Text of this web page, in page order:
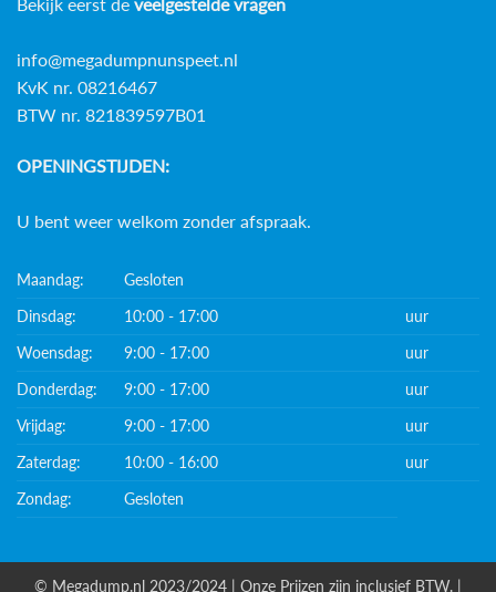
info@megadumpnunspeet.nl
KvK nr. 08216467
BTW nr. 821839597B01
OPENINGSTIJDEN:
U bent weer welkom zonder afspraak.
Maandag:
Gesloten
Dinsdag:
10:00 - 17:00
uur
Woensdag:
9:00 - 17:00
uur
Donderdag:
9:00 - 17:00
uur
Vrijdag:
9:00 - 17:00
uur
Zaterdag:
10:00 - 16:00
uur
Zondag:
Gesloten
© Megadump.nl 2023/2024 | Onze Prijzen zijn inclusief BTW. |